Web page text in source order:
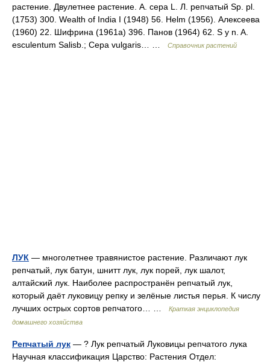
растение. Двулетнее растение. А. cepa L. Л. репчатый Sp. pl.
(1753) 300. Wealth of India I (1948) 56. Helm (1956). Алексеева
(1960) 22. Шифрина (1961а) 396. Панов (1964) 62. S у n. A.
esculentum Salisb.; Сера vulgaris… …
Справочник растений
ЛУК — многолетнее травянистое растение. Различают лук
репчатый, лук батун, шнитт лук, лук порей, лук шалот,
алтайский лук. Наиболее распространён репчатый лук,
который даёт луковицу репку и зелёные листья перья. К числу
лучших острых сортов репчатого… …
Краткая энциклопедия
домашнего хозяйства
Репчатый лук — ? Лук репчатый Луковицы репчатого лука
Научная классификация Царство: Растения Отдел: